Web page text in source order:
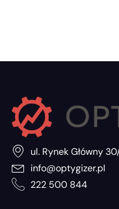
ul. Rynek Główny
info@optygizer.pl
222 500 844